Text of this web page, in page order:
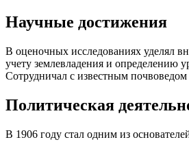
Научные достижения
В оценочных исследованиях уделял
учету землевладения и определению
Сотрудничал с известным
Политическая
В 1906 году стал одним из